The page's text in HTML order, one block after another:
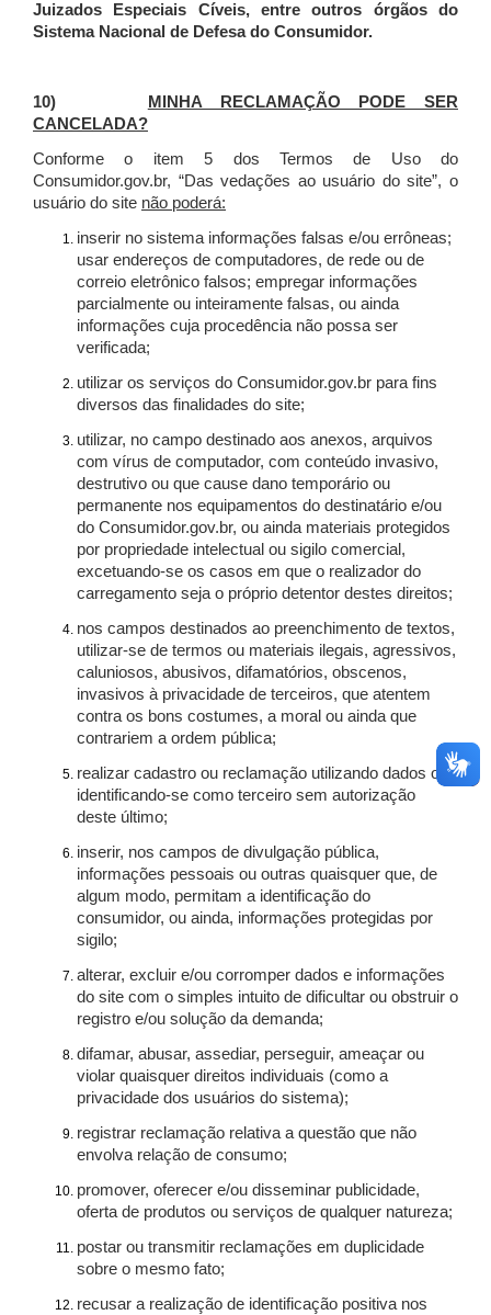
Juizados Especiais Cíveis, entre outros órgãos do
Sistema Nacional de Defesa do Consumidor.
10)
MINHA RECLAMAÇÃO PODE SER
CANCELADA?
Conforme o item 5 dos Termos de Uso do
Consumidor.gov.br, “Das vedações ao usuário do site”, o
usuário do site não poderá:
inserir no sistema informações falsas e/ou errôneas;
usar endereços de computadores, de rede ou de
correio eletrônico falsos; empregar informações
parcialmente ou inteiramente falsas, ou ainda
informações cuja procedência não possa ser
verificada;
utilizar os serviços do Consumidor.gov.br para fins
diversos das finalidades do site;
utilizar, no campo destinado aos anexos, arquivos
com vírus de computador, com conteúdo invasivo,
destrutivo ou que cause dano temporário ou
permanente nos equipamentos do destinatário e/ou
do Consumidor.gov.br, ou ainda materiais protegidos
por propriedade intelectual ou sigilo comercial,
excetuando-se os casos em que o realizador do
carregamento seja o próprio detentor destes direitos;
nos campos destinados ao preenchimento de textos,
utilizar-se de termos ou materiais ilegais, agressivos,
caluniosos, abusivos, difamatórios, obscenos,
invasivos à privacidade de terceiros, que atentem
contra os bons costumes, a moral ou ainda que
contrariem a ordem pública;
realizar cadastro ou reclamação utilizando dados ou
identificando-se como terceiro sem autorização
deste último;
inserir, nos campos de divulgação pública,
informações pessoais ou outras quaisquer que, de
algum modo, permitam a identificação do
consumidor, ou ainda, informações protegidas por
sigilo;
alterar, excluir e/ou corromper dados e informações
do site com o simples intuito de dificultar ou obstruir o
registro e/ou solução da demanda;
difamar, abusar, assediar, perseguir, ameaçar ou
violar quaisquer direitos individuais (como a
privacidade dos usuários do sistema);
registrar reclamação relativa a questão que não
envolva relação de consumo;
promover, oferecer e/ou disseminar publicidade,
oferta de produtos ou serviços de qualquer natureza;
postar ou transmitir reclamações em duplicidade
sobre o mesmo fato;
recusar a realização de identificação positiva nos